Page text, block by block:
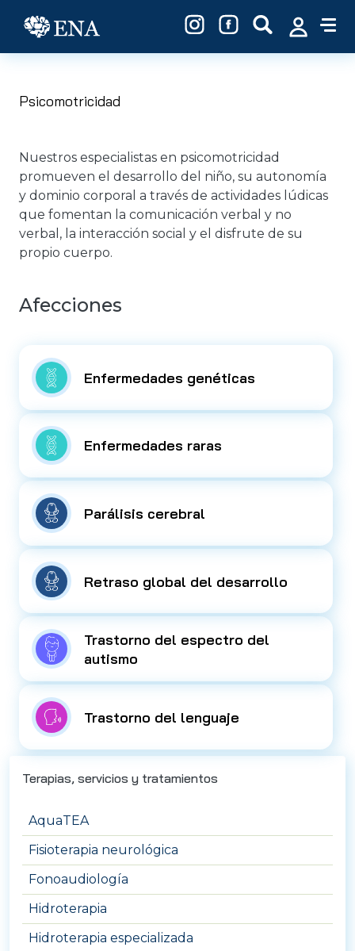
Psicomotricidad
Nuestros especialistas en psicomotricidad
promueven el desarrollo del niño, su autonomía
y dominio corporal a través de actividades lúdicas
que fomentan la comunicación verbal y no
verbal, la interacción social y el disfrute de su
propio cuerpo.
Afecciones
Enfermedades genéticas
Enfermedades raras
Parálisis cerebral
Retraso global del desarrollo
Trastorno del espectro del
autismo
Trastorno del lenguaje
Terapias, servicios y tratamientos
AquaTEA
Fisioterapia neurológica
Fonoaudiología
Hidroterapia
Hidroterapia especializada